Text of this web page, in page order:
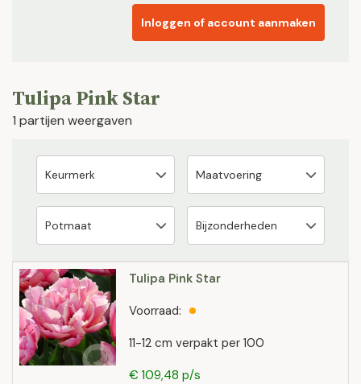
Inloggen of account aanmaken
Tulipa Pink Star
1 partijen weergaven
Tulipa Pink Star
11-12 cm verpakt per 100
Voorraad:
€ 109,48 p/s